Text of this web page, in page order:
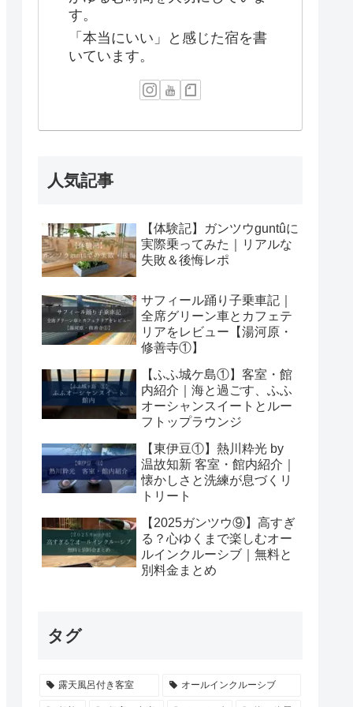
す。
「本当にいい」と感じた宿を書
いています。
人気記事
【体験記】ガンツウguntûに
実際乗ってみた｜リアルな
失敗＆後悔レポ
サフィール踊り子乗車記｜
全席グリーン車とカフェテ
リアをレビュー【湯河原・
修善寺①】
【ふふ城ケ島①】客室・館
内紹介｜海と過ごす、ふふ
オーシャンスイートとルー
フトップラウンジ
【東伊豆①】熱川粋光 by
温故知新 客室・館内紹介｜
懐かしさと洗練が息づくリ
トリート
【2025ガンツウ⑨】高すぎ
る？心ゆくまで楽しむオー
ルインクルーシブ｜無料と
別料金まとめ
タグ
露天風呂付き客室 オールインクルーシブ